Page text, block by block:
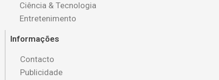
Ciência & Tecnologia
Entretenimento
Informações
Contacto
Publicidade